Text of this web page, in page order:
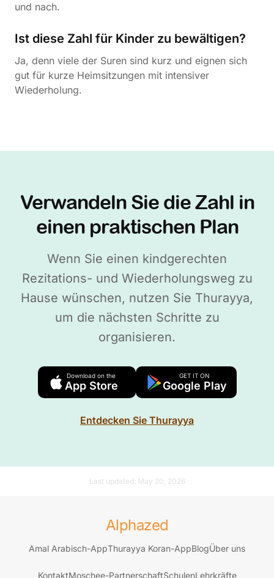
und nach.
Ist diese Zahl für Kinder zu bewältigen?
Ja, denn viele der Suren sind kurz und eignen sich
gut für kurze Heimsitzungen mit intensiver
Wiederholung.
Verwandeln Sie die Zahl in
einen praktischen Plan
Wenn Sie einen kindgerechten
Rezitations- und Wiederholungsweg zu
Hause wünschen, nutzen Sie Thurayya,
um die nächsten Schritte zu
organisieren.
Download on the
App Store
GET IT ON
Google Play
Entdecken Sie Thurayya
Last updated: May 20, 2026
Alphazed
Amal Arabisch-AppThurayya Koran-AppBlogÜber uns
KontaktMoschee-PartnerschaftSchulenLehrkräfte